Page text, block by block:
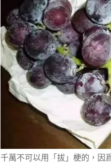
千萬不可以用「拔」梗的，因